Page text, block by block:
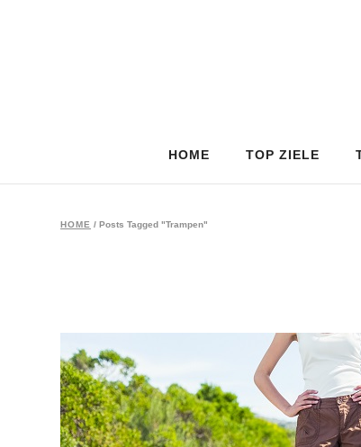
HOME TOP ZIELE
HOME / Posts Tagged "Trampen"